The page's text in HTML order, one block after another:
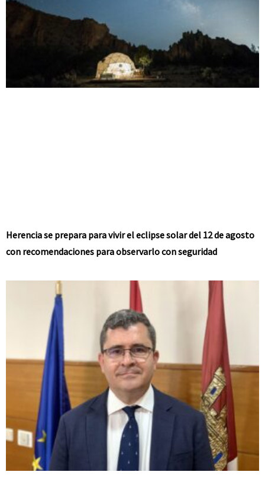
Herencia se prepara para vivir el eclipse solar del 12 de agosto
con recomendaciones para observarlo con seguridad